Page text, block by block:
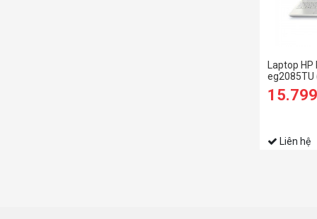
Laptop
eg2085TU
1240P/
SSD/15.6
Liên hệ